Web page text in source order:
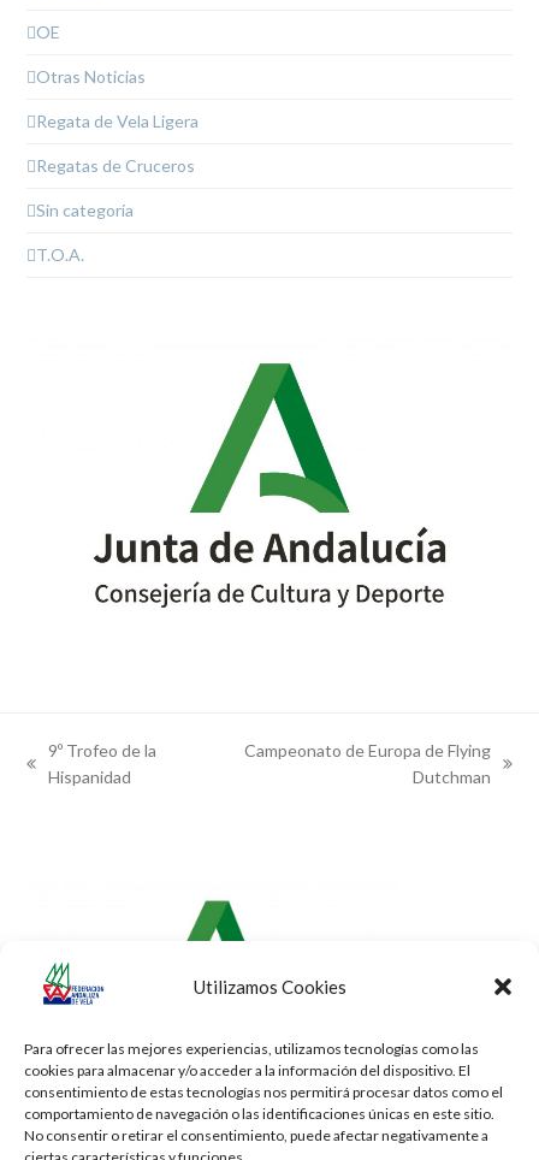
Utilizamos Cookies
Para ofrecer las mejores experiencias, utilizamos tecnologías como las
cookies para almacenar y/o acceder a la información del dispositivo. El
consentimiento de estas tecnologías nos permitirá procesar datos como el
comportamiento de navegación o las identificaciones únicas en este sitio.
No consentir o retirar el consentimiento, puede afectar negativamente a
OE
Otras Noticias
Regata de Vela Ligera
Regatas de Cruceros
Sin categoría
T.O.A.
previous
9º Trofeo de la
Hispanidad
Campeonato de Europa de Flying
Dutchman